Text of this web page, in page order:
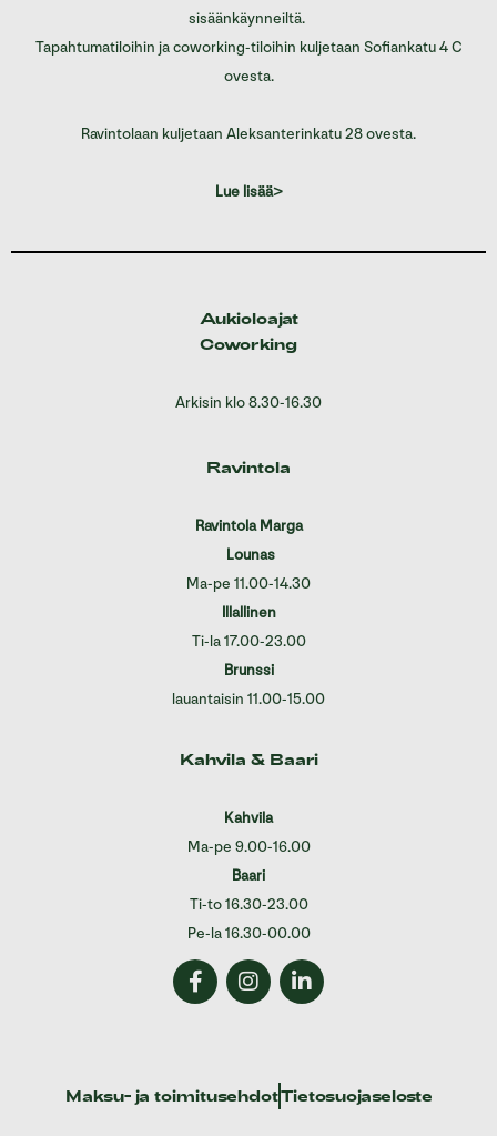
sisäänkäynneiltä.
Tapahtumatiloihin ja coworking-tiloihin kuljetaan Sofiankatu 4 C
ovesta.
Ravintolaan kuljetaan Aleksanterinkatu 28 ovesta.
Lue lisää>
Aukioloajat
Coworking
Arkisin klo 8.30-16.30
Ravintola
Ravintola Marga
Lounas
Ma-pe 11.00-14.30
Illallinen
Ti-la 17.00-23.00
Brunssi
lauantaisin 11.00-15.00
Kahvila & Baari
Kahvila
Ma-pe 9.00-16.00
Baari
Ti-to 16.30-23.00
Pe-la 16.30-00.00
Maksu- ja toimitusehdotTietosuojaseloste